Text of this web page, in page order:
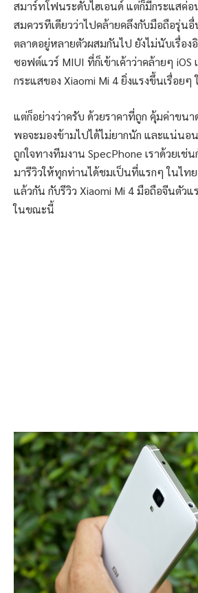
สมาร์ทโฟนระดับไฮเอนด์ แต่ก็มีกระแสค่
สมควรทีเดียวว่าไปคล้ายคลึงกับมือถือรุ่น
ตลาดอยู่หลายตัวผสมกันไป ยังไม่นับเรื่อง
ซอฟต์แวร์ MIUI ที่ก็เข้าเค้าว่าคล้ายๆ iOS
กระแสของ Xiaomi Mi 4 ยิ่งแรงขึ้นเรื่อยๆ
แต่ก็อย่างว่าครับ ด้วยราคาที่ถูก คุ้มค่าขน
พอจะมองข้ามไปได้ไม่ยากนัก และแน่นอน
ถูกใจทางทีมงาน SpecPhone เราด้วยเช่น
มารีวิวให้ทุกท่านได้ชมเป็นที่แรกๆ ในไทย
แล้วกัน กับรีวิว Xiaomi Mi 4 มือถือจีนตัวแ
ในขณะนี้